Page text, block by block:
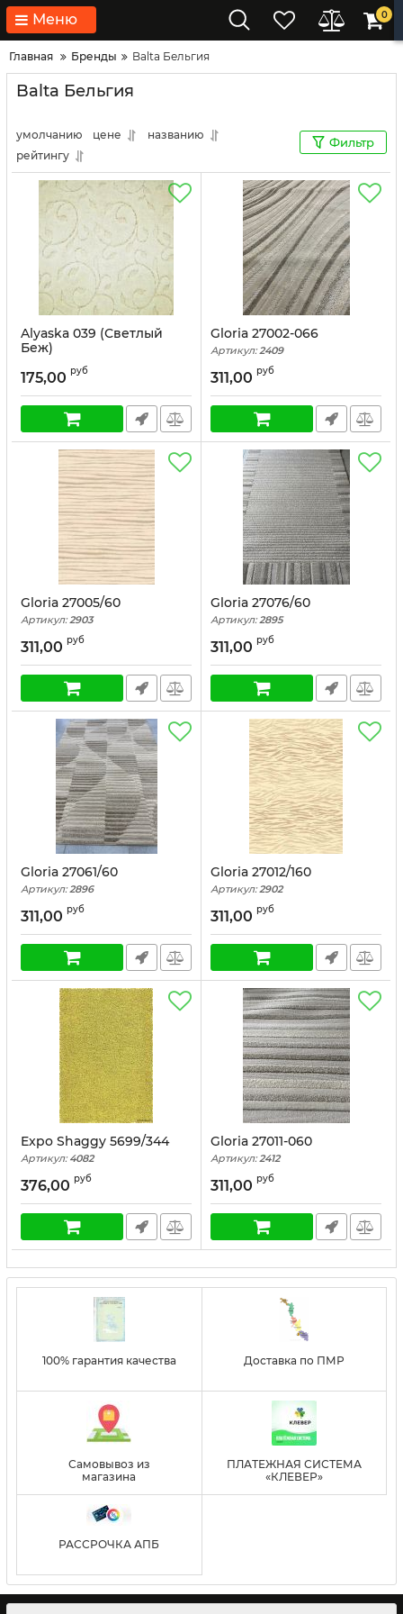
Меню 0
Главная Бренды Balta Бельгия
Balta Бельгия
умолчанию цене
названию
рейтингу
Фильтр
Alyaska 039 (Светлый
Беж)
1494
175,00 руб
Gloria 27002-066
Артикул: 2409
311,00 руб
Gloria 27005/60
Артикул: 2903
311,00 руб
Gloria 27076/60
Артикул: 2895
311,00 руб
Gloria 27061/60
Артикул: 2896
311,00 руб
Gloria 27012/160
Артикул: 2902
311,00 руб
Expo Shaggy 5699/344
Артикул: 4082
376,00 руб
Gloria 27011-060
Артикул: 2412
311,00 руб
100% гарантия качества Доставка по ПМР
Самовывоз из
магазина
ПЛАТЕЖНАЯ СИСТЕМА
«КЛЕВЕР»
РАССРОЧКА АПБ